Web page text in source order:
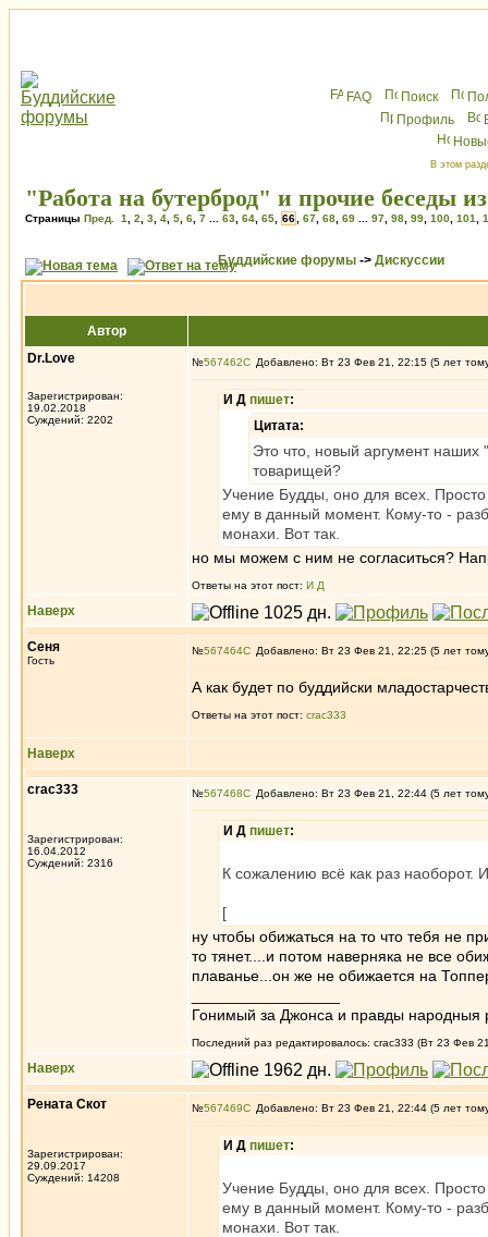
FAQ Поиск
Профиль
В этом
"Работа на бутерброд" и прочие беседы
Страницы Пред. 1 2 3 4 5 6 7 63 64 65 66 67 68 69 97 98 99 100 101
Буддийские форумы -> Дискуссии
Автор
Dr.Love
Зарегистрирован:
19.02.2018
Суждений: 2202
№567462 Добавлено: Вт 23 Фев 21, 22:15 (5 лет
И Д пишет:
Цитата:
Это что, новый аргумент наших
товарищей?
Учение Будды, оно для всех.
ему в данный момент. Кому-то -
монахи. Вот так.
но мы можем с ним не согласиться?
Ответы на этот пост: И Д
Наверх
Сеня
Гость
№567464 Добавлено: Вт 23 Фев 21, 22:25 (5 лет
А как будет по буддийски
Ответы на этот пост: crac333
Наверх
crac333
Зарегистрирован:
16.04.2012
Суждений: 2316
№567468 Добавлено: Вт 23 Фев 21, 22:44 (5 лет
И Д пишет:
К сожалению всё как раз
[
ну чтобы обижаться на то что тебя не
то тянет....и потом наверняка не все
плаванье...он же не обижается на
Гонимый за Джонса и правды народныя
Последний раз редактировалось: crac333 (Вт 23 Фев
Наверх
Рената Скот
Зарегистрирован:
29.09.2017
Суждений: 14208
№567469 Добавлено: Вт 23 Фев 21, 22:44 (5 лет
И Д пишет:
Учение Будды, оно для всех.
ему в данный момент. Кому-то -
монахи. Вот так.